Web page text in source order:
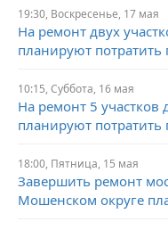
19:30, Воскресенье, 17 мая
На ремонт двух
планируют
10:15, Суббота, 16 мая
На ремонт 5 участков
планируют
18:00, Пятница, 15 мая
Завершить ремонт
Мошенском округе